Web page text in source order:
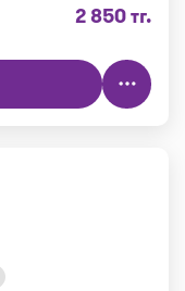
2 850 тг.